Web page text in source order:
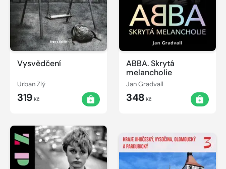
Vysvědčení
Urban Zlý
319 Kč
ABBA. Skrytá
melancholie
Jan Gradvall
348 Kč